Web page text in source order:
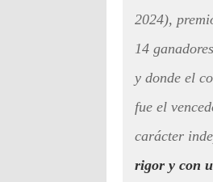
2024),
14
y donde el
fue el
carácter
rigor y con